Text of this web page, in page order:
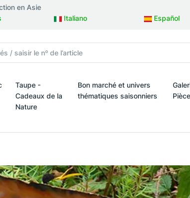
en Asie
Italiano Español
Taupe -
Cadeaux de la
Nature
Bon marché et univers
thématiques saisonniers